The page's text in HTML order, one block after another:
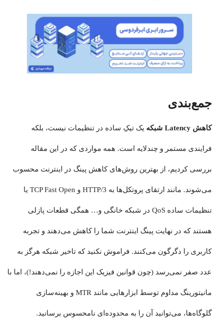
جمع‌بندی
کاهش Latency شبکه یک تیکِ ساده در تنظیمات نیست، بلکه
فرایندی مستمر و چندلایه است. همه مواردی که در این مقاله
بررسی کردیم، از بهترین روش‌های کاهش پینگ در اینترنت محسوب
می‌شوند. مانند ارتقای پروتکل‌ها به HTTP/3 و TCP Fast Open یا
تنظیمات ساده QoS در شبکه خانگی و… همگی قطعات پازلی
هستند که در نهایت پینگ اینترنت شما را کاهش می‌دهند و تجربه
کاربری را دگرگون می‌کنند. فراموش نکنید که تاخیر شبکه هرگز به
عدد صفر نمی‌رسد (چون قوانین فیزیک این اجازه را نمی‌دهند!)، اما با
مانیتورینگ مداوم توسط ابزارهایی مانند MTR و بهینه‌سازی
گلوگاه‌ها، می‌توانید آن را به محدوده‌ای نامحسوس برسانید.